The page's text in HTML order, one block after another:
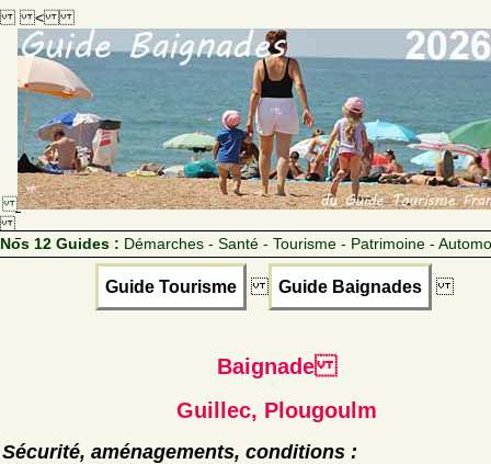
<
Nos 12 Guides : Démarches - Santé - Tourisme - Patrimoine -
Guide Tourisme Guide Baignades
Baignade
Guillec, Plougoulm
Sécurité, aménagements, conditions :